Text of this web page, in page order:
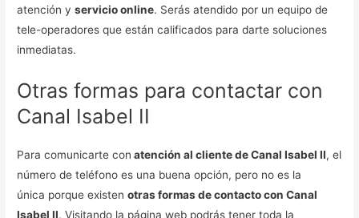
atención yservicio online. Serás atendido por un equipo de
tele-operadores que están calificados para darte soluciones
inmediatas.
Otras formas para contactar con
Canal Isabel II
Para comunicarte con atención al cliente de Canal Isabel II, el
número de teléfono es una buena opción, pero no es la
única porque existenotras formas de contacto con Canal
Isabel II. Visitando la página web podrás tener toda la